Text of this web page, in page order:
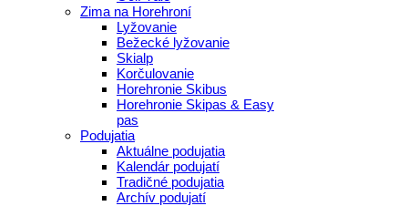
Zima na Horehroní
Lyžovanie
Bežecké lyžovanie
Skialp
Korčulovanie
Horehronie Skibus
Horehronie Skipas & Easy
pas
Podujatia
Aktuálne podujatia
Kalendár podujatí
Tradičné podujatia
Archív podujatí